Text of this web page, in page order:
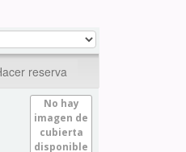
reserva
No hay
imagen de
cubierta
disponible